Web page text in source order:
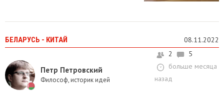
БЕЛАРУСЬ - КИТАЙ 08.11.2022
Петр Петровский
Философ, историк идей
2
5
больше месяца
назад